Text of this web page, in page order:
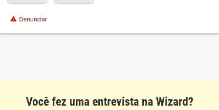
Denunciar
Você fez uma entrevista na Wizard?